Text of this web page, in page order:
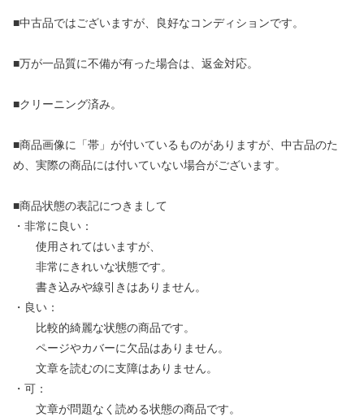
■中古品ではございますが、良好なコンディションです。
■万が一品質に不備が有った場合は、返金対応。
■クリーニング済み。
■商品画像に「帯」が付いているものがありますが、中古品のた
め、実際の商品には付いていない場合がございます。
■商品状態の表記につきまして
・非常に良い：
使用されてはいますが、
非常にきれいな状態です。
書き込みや線引きはありません。
・良い：
比較的綺麗な状態の商品です。
ページやカバーに欠品はありません。
文章を読むのに支障はありません。
・可：
文章が問題なく読める状態の商品です。